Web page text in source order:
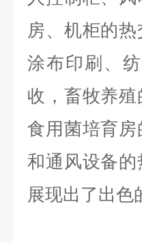
房、机柜的
涂布印刷、
收，畜牧养
食用菌培育
和通风设备
展现出了出色